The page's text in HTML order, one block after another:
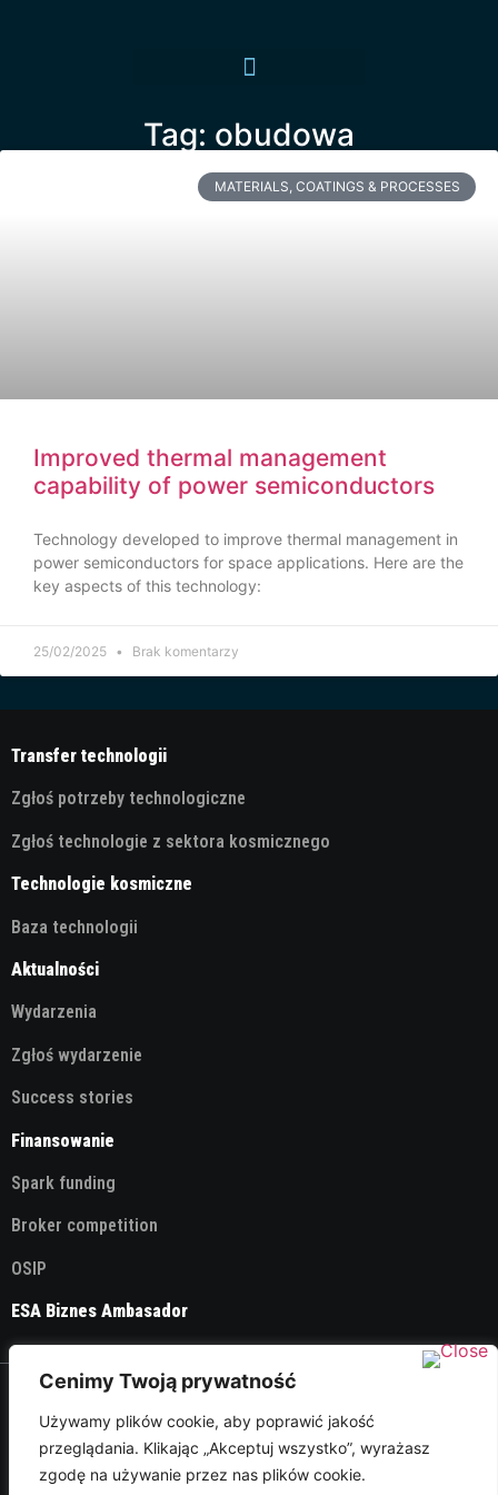
Cenimy Twoją prywatność
Używamy plików cookie, aby poprawić jakość
przeglądania. Klikając „Akceptuj wszystko”, wyrażasz
zgodę na używanie przez nas plików cookie.
Tag: obudowa
MATERIALS, COATINGS & PROCESSES
Improved thermal management
capability of power semiconductors
Technology developed to improve thermal management in
power semiconductors for space applications. Here are the
key aspects of this technology:
25/02/2025 Brak komentarzy
Transfer technologii
Zgłoś potrzeby technologiczne
Zgłoś technologie z sektora kosmicznego
Technologie kosmiczne
Baza technologii
Aktualności
Wydarzenia
Zgłoś wydarzenie
Success stories
Finansowanie
Spark funding
Broker competition
OSIP
ESA Biznes Ambasador
Polityka Prywatności